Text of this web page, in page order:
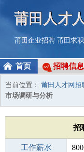
莆田人才
莆田企业招聘 莆田求
首页 招聘信息
当前位置： 莆田人才网招
市场调研与分析
招
工作薪水